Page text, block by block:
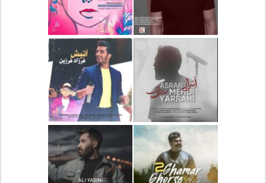
دانلود آهنگ جدید رضا
بهرام بنام نگار
دانلود آهنگ جدید علی
لهراسبی بنام صورت
دانلود آهنگ جدید مهدی
یراحی بنام اسرار
دانلود آهنگ جدید فرزاد
فرزین بنام آتیش